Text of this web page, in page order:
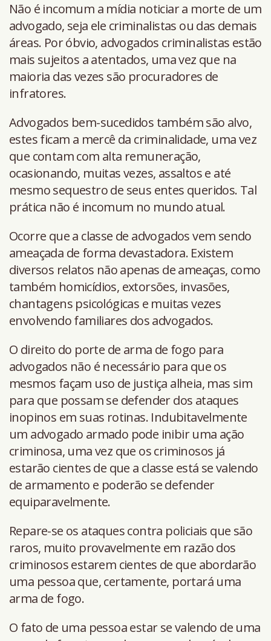
Não é incomum a mídia noticiar a morte de um
advogado, seja ele criminalistas ou das demais
áreas. Por óbvio, advogados criminalistas estão
mais sujeitos a atentados, uma vez que na
maioria das vezes são procuradores de
infratores.
Advogados bem-sucedidos também são alvo,
estes ficam a mercê da criminalidade, uma vez
que contam com alta remuneração,
ocasionando, muitas vezes, assaltos e até
mesmo sequestro de seus entes queridos. Tal
prática não é incomum no mundo atual.
Ocorre que a classe de advogados vem sendo
ameaçada de forma devastadora. Existem
diversos relatos não apenas de ameaças, como
também homicídios, extorsões, invasões,
chantagens psicológicas e muitas vezes
envolvendo familiares dos advogados.
O direito do porte de arma de fogo para
advogados não é necessário para que os
mesmos façam uso de justiça alheia, mas sim
para que possam se defender dos ataques
inopinos em suas rotinas. Indubitavelmente
um advogado armado pode inibir uma ação
criminosa, uma vez que os criminosos já
estarão cientes de que a classe está se valendo
de armamento e poderão se defender
equiparavelmente.
Repare-se os ataques contra policiais que são
raros, muito provavelmente em razão dos
criminosos estarem cientes de que abordarão
uma pessoa que, certamente, portará uma
arma de fogo.
O fato de uma pessoa estar se valendo de uma